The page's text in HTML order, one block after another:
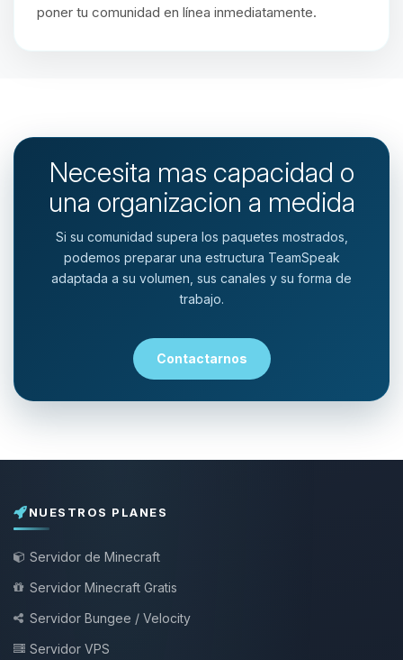
poner tu comunidad en línea inmediatamente.
Necesita mas capacidad o
una organizacion a medida
Si su comunidad supera los paquetes mostrados,
podemos preparar una estructura TeamSpeak
adaptada a su volumen, sus canales y su forma de
trabajo.
Contactarnos
NUESTROS PLANES
Servidor de Minecraft
Servidor Minecraft Gratis
Servidor Bungee / Velocity
Servidor VPS